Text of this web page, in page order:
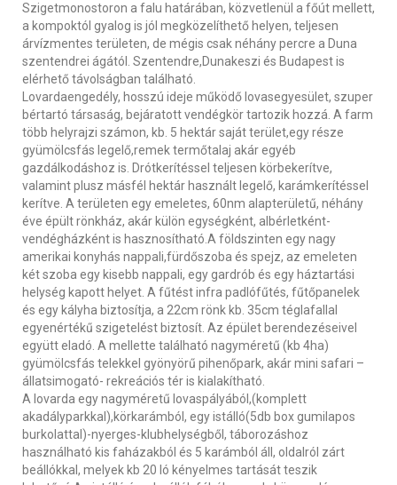
Szigetmonostoron a falu határában, közvetlenül a főút mellett,
a kompoktól gyalog is jól megközelíthető helyen, teljesen
árvízmentes területen, de mégis csak néhány percre a Duna
szentendrei ágától. Szentendre,Dunakeszi és Budapest is
elérhető távolságban található.
Lovardaengedély, hosszú ideje működő lovasegyesület, szuper
bértartó társaság, bejáratott vendégkör tartozik hozzá. A farm
több helyrajzi számon, kb. 5 hektár saját terület,egy része
gyümölcsfás legelő,remek termőtalaj akár egyéb
gazdálkodáshoz is. Drótkerítéssel teljesen körbekerítve,
valamint plusz másfél hektár használt legelő, karámkerítéssel
kerítve. A területen egy emeletes, 60nm alapterületű, néhány
éve épült rönkház, akár külön egységként, albérletként-
vendégházként is hasznosítható.A földszinten egy nagy
amerikai konyhás nappali,fürdőszoba és spejz, az emeleten
két szoba egy kisebb nappali, egy gardrób és egy háztartási
helység kapott helyet. A fűtést infra padlófűtés, fűtőpanelek
és egy kályha biztosítja, a 22cm rönk kb. 35cm téglafallal
egyenértékű szigetelést biztosít. Az épület berendezéseivel
együtt eladó. A mellette található nagyméretű (kb 4ha)
gyümölcsfás telekkel gyönyörű pihenőpark, akár mini safari –
állatsimogató- rekreációs tér is kialakítható.
A lovarda egy nagyméretű lovaspályából,(komplett
akadályparkkal),körkarámból, egy istálló(5db box gumilapos
burkolattal)-nyerges-klubhelységből, táborozáshoz
használható kis faházakból és 5 karámból áll, oldalról zárt
beállókkal, melyek kb 20 ló kényelmes tartását teszik